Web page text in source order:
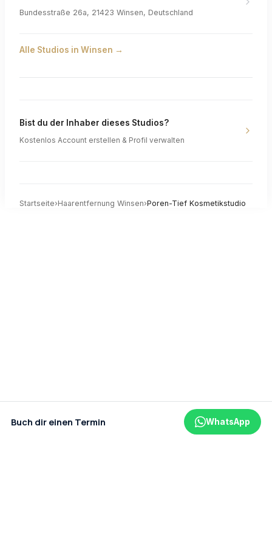
Bundesstraße 26a, 21423 Winsen, Deutschland
Alle Studios in Winsen →
Bist du der Inhaber dieses Studios?
Kostenlos Account erstellen & Profil verwalten
Startseite›Haarentfernung Winsen›Poren-Tief Kosmetikstudio
Buch dir einen Termin WhatsApp